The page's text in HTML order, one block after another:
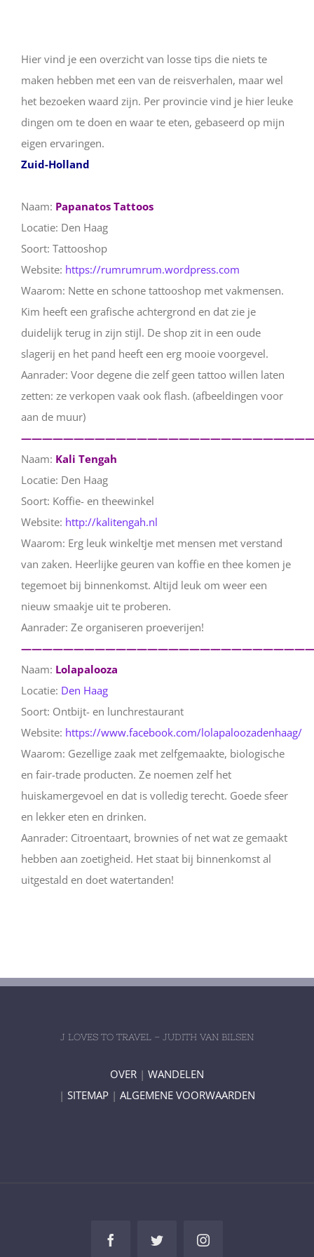
Hier vind je een overzicht van losse tips die niets te
maken hebben met een van de reisverhalen, maar wel
het bezoeken waard zijn. Per provincie vind je hier leuke
dingen om te doen en waar te eten, gebaseerd op mijn
eigen ervaringen.
Zuid-Holland
Naam: Papanatos Tattoos
Locatie: Den Haag
Soort: Tattooshop
Website: https://rumrumrum.wordpress.com
Waarom: Nette en schone tattooshop met vakmensen.
Kim heeft een grafische achtergrond en dat zie je
duidelijk terug in zijn stijl. De shop zit in een oude
slagerij en het pand heeft een erg mooie voorgevel.
Aanrader: Voor degene die zelf geen tattoo willen laten
zetten: ze verkopen vaak ook flash. (afbeeldingen voor
aan de muur)
Naam: Kali Tengah
Locatie: Den Haag
Soort: Koffie- en theewinkel
Website: http://kalitengah.nl
Waarom: Erg leuk winkeltje met mensen met verstand
van zaken. Heerlijke geuren van koffie en thee komen je
tegemoet bij binnenkomst. Altijd leuk om weer een
nieuw smaakje uit te proberen.
Aanrader: Ze organiseren proeverijen!
Naam: Lolapalooza
Locatie: Den Haag
Soort: Ontbijt- en lunchrestaurant
Website: https://www.facebook.com/lolapaloozadenhaag/
Waarom: Gezellige zaak met zelfgemaakte, biologische
en fair-trade producten. Ze noemen zelf het
huiskamergevoel en dat is volledig terecht. Goede sfeer
en lekker eten en drinken.
Aanrader: Citroentaart, brownies of net wat ze gemaakt
hebben aan zoetigheid. Het staat bij binnenkomst al
uitgestald en doet watertanden!
J LOVES TO TRAVEL – JUDITH VAN BILSEN
OVER | WANDELEN
| SITEMAP | ALGEMENE VOORWAARDEN
FacebookTwitter Instagram